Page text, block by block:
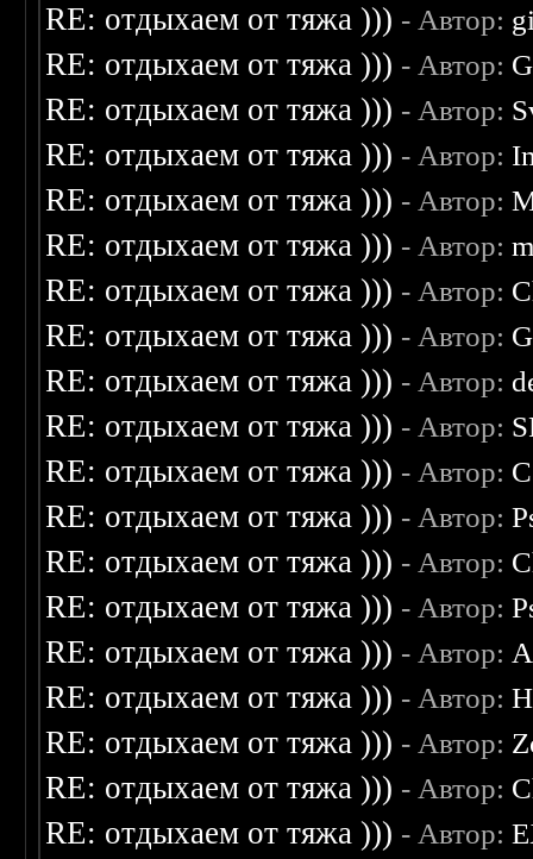
RE: отдыхаем от тяжа ))) - Автор:
RE: отдыхаем от тяжа ))) - Автор:
RE: отдыхаем от тяжа ))) - Автор:
RE: отдыхаем от тяжа ))) - Автор:
RE: отдыхаем от тяжа ))) - Автор:
RE: отдыхаем от тяжа ))) - Автор:
RE: отдыхаем от тяжа ))) - Автор:
RE: отдыхаем от тяжа ))) - Автор:
RE: отдыхаем от тяжа ))) - Автор:
RE: отдыхаем от тяжа ))) - Автор:
RE: отдыхаем от тяжа ))) - Автор:
RE: отдыхаем от тяжа ))) - Автор:
RE: отдыхаем от тяжа ))) - Автор:
RE: отдыхаем от тяжа ))) - Автор:
RE: отдыхаем от тяжа ))) - Автор:
RE: отдыхаем от тяжа ))) - Автор:
RE: отдыхаем от тяжа ))) - Автор:
RE: отдыхаем от тяжа ))) - Автор:
RE: отдыхаем от тяжа ))) - Автор: